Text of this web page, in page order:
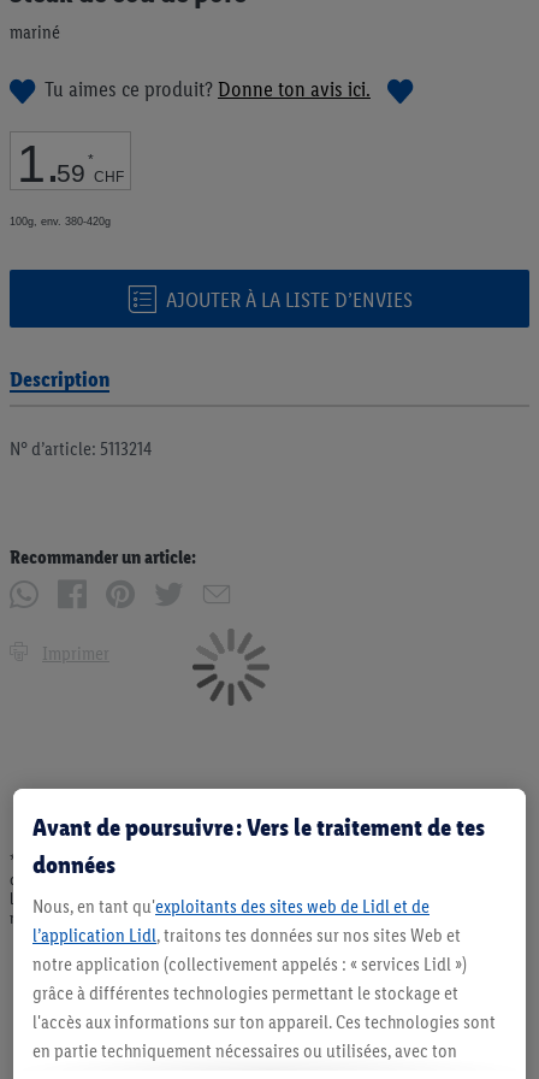
mariné
Tu aimes ce produit?Donne ton avis ici.
1.59 *
CHF
100g, env. 380-420g
AJOUTER À LA LISTE D’ENVIES
la
d’images
Description
N° d’article: 5113214
Recommander un article:
Imprimer
* Offres valables dans la limite des stocks disponibles. Vente limitée à des
quantités usuelles pour un ménage. Vendu sans décoration. Les produits faisant
l'objet de la publicité, notamment les produits NonFood, ne font pas partie de
notre assortiment de produits permanents. Ill. semblables.
Avant de poursuivre : Vers le traitement de tes
données
Nous, en tant qu'exploitants des sites web de Lidl et de
l’application Lidl, traitons tes données sur nos sites Web et
notre application (collectivement appelés : « services Lidl »)
grâce à différentes technologies permettant le stockage et
l'accès aux informations sur ton appareil. Ces technologies sont
en partie techniquement nécessaires ou utilisées, avec ton